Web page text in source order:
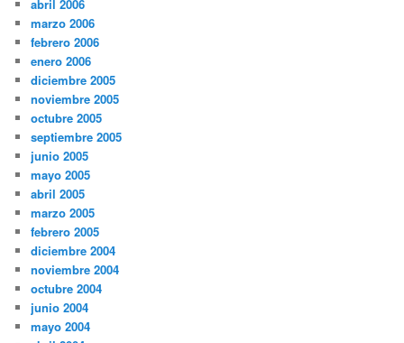
abril 2006
marzo 2006
febrero 2006
enero 2006
diciembre 2005
noviembre 2005
octubre 2005
septiembre 2005
junio 2005
mayo 2005
abril 2005
marzo 2005
febrero 2005
diciembre 2004
noviembre 2004
octubre 2004
junio 2004
mayo 2004